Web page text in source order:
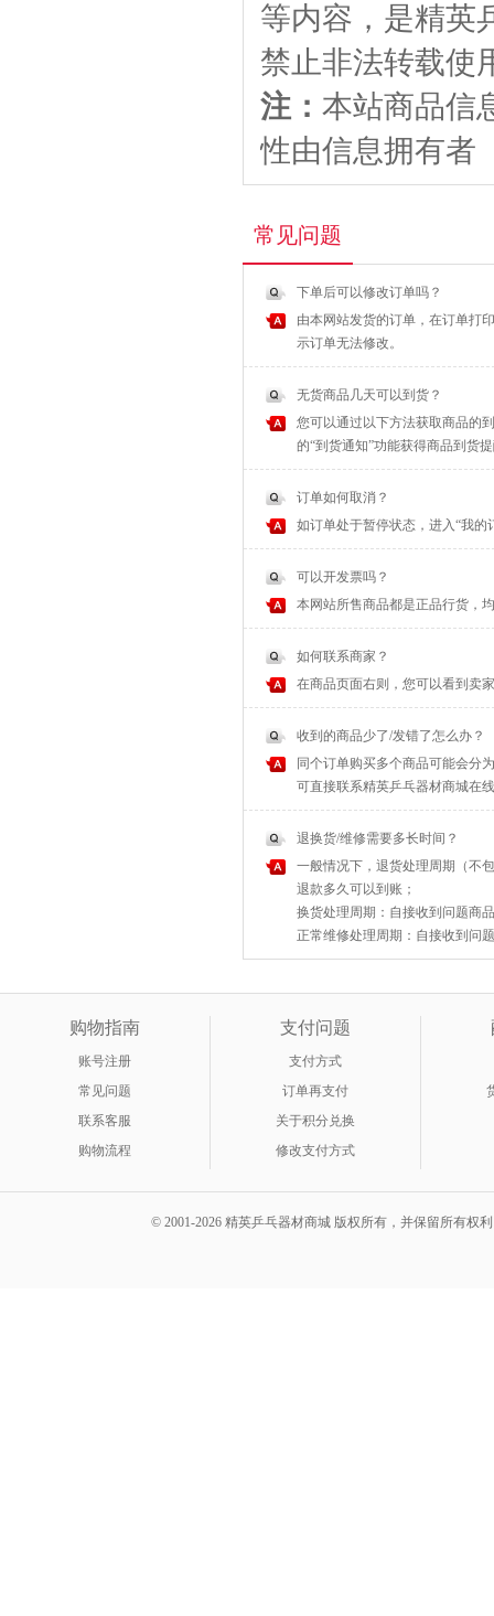
等内容，是精英
禁止非法转载使
注： 本站商品信
性由信息拥有者
常见问题
下单后可以修改订单吗？
由本网站发货的订单，在订单打
示订单无法修改。
无货商品几天可以到货？
您可以通过以下方法获取商品的
的“到货通知”功能获得商品到货
订单如何取消？
如订单处于暂停状态，进入“我
可以开发票吗？
本网站所售商品都是正品行货，
如何联系商家？
在商品页面右则，您可以看到卖
收到的商品少了/发错了怎么办？
同个订单购买多个商品可能会分
可直接联系精英乒乓器材商城在
退换货/维修需要多长时间？
一般情况下，退货处理周期（不
退款多久可以到账；
换货处理周期：自接收到问题商
正常维修处理周期：自接收到问
购物指南
账号注册
常见问题
联系客服
购物流程
支付问题
支付方式
订单再支付
关于积分兑换
修改支付方式
© 2001-2026 精英乒乓器材商城 版权所有，并保留所有权